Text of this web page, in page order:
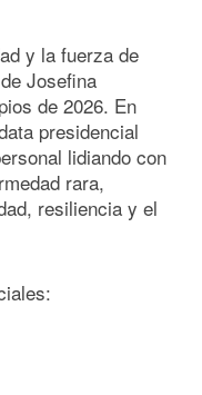
y la fuerza de
Josefina
de 2026. En
presidencial
lidiando con
rara,
resiliencia y el